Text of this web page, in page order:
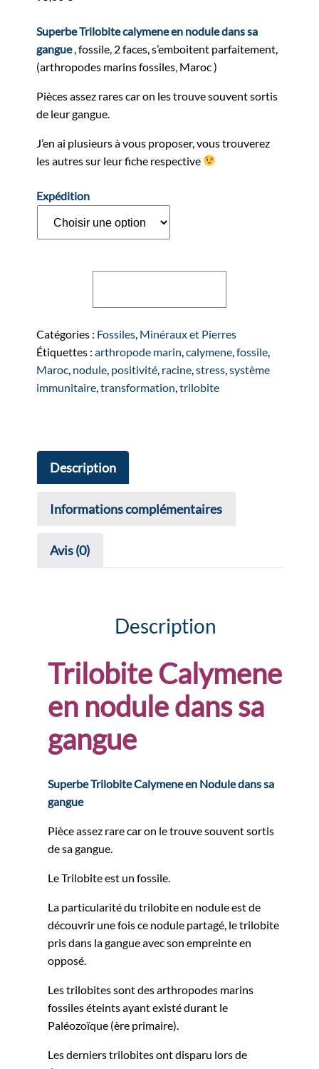
Superbe Trilobite calymene en nodule dans sa
gangue, fossile, 2 faces, s’emboitent parfaitement,
(arthropodes marins fossiles, Maroc )
Pièces assez rares car on les trouve souvent sortis
de leur gangue.
J’en ai plusieurs à vous proposer, vous trouverez
les autres sur leur fiche respective
Expédition
Calymene
Catégories : Fossiles, Minéraux et Pierres
Étiquettes :arthropode marin,calymene,fossile,
Maroc, nodule, positivité, racine,stress,système
immunitaire,transformation,trilobite
Description
Informations complémentaires
Avis (0)
Description
Trilobite Calymene
en nodule dans sa
gangue
Superbe Trilobite Calymene en Nodule dans sa
gangue
Pièce assez rare car on le trouve souvent sortis
de sa gangue.
Le Trilobite est un fossile.
La particularité du trilobite en nodule est de
découvrir une fois ce nodule partagé, le trilobite
pris dans la gangue avec son empreinte en
opposé.
Les trilobites sont des arthropodes marins
fossiles éteints ayant existé durant le
Paléozoïque (ère primaire).
Les derniers trilobites ont disparu lors de